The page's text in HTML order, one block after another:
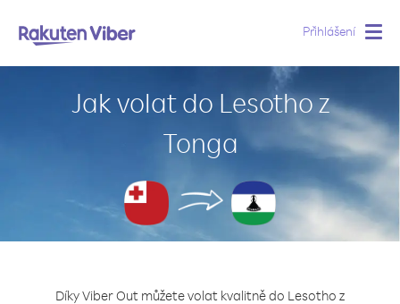
Přihlášení
Jak volat do Lesotho z
Tonga
Díky Viber Out můžete volat kvalitně do Lesotho z